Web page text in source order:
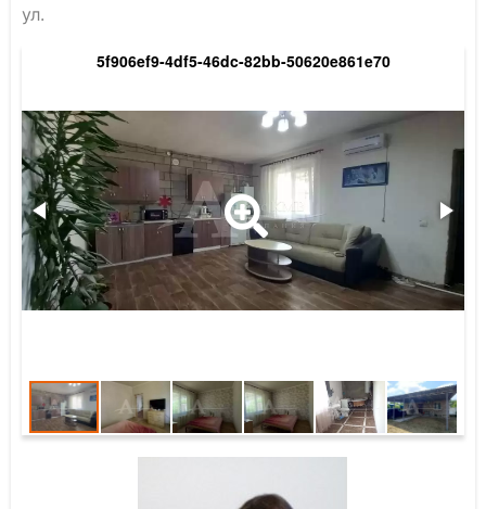
ул.
5f906ef9-4df5-46dc-82bb-50620e861e70